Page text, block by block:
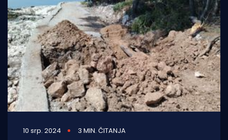
10 srp. 2024 3 MIN. ČITANJA